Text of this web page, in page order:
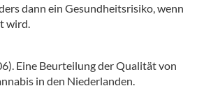
dann ein Gesundheitsrisiko, wenn
wird.
Eine Beurteilung der Qualität von
in den Niederlanden.